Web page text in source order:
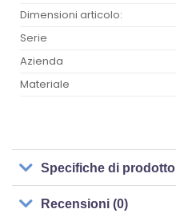
Dimensioni articolo:
Serie
Azienda
Materiale
Specifiche di prodotto
Recensioni (0)